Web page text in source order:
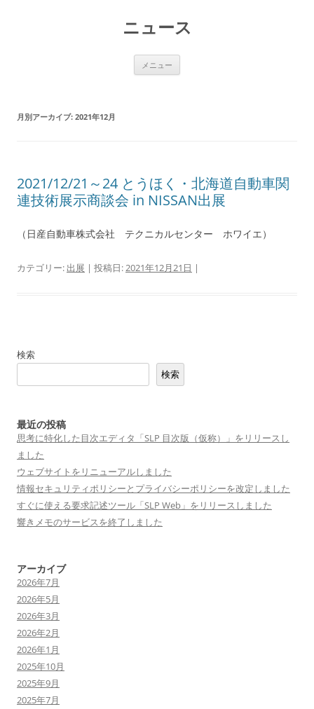
ニュース
メニュー
月別アーカイブ: 2021年12月
2021/12/21～24 とうほく・北海道自動車関
連技術展示商談会 in NISSAN出展
（日産自動車株式会社 テクニカルセンター ホワイエ）
カテゴリー: 出展 | 投稿日:2021年12月21日 |
検索
検索
最近の投稿
思考に特化した目次エディタ「SLP 目次版（仮称）」をリリースし
ました
ウェブサイトをリニューアルしました
情報セキュリティポリシーとプライバシーポリシーを改定しました
すぐに使える要求記述ツール「SLP Web」をリリースしました
響きメモのサービスを終了しました
アーカイブ
2026年7月
2026年5月
2026年3月
2026年2月
2026年1月
2025年10月
2025年9月
2025年7月